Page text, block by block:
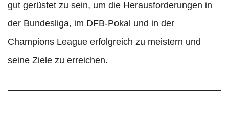
gut gerüstet zu sein, um die Herausforderungen in
der Bundesliga, im DFB-Pokal und in der
Champions League erfolgreich zu meistern und
seine Ziele zu erreichen.